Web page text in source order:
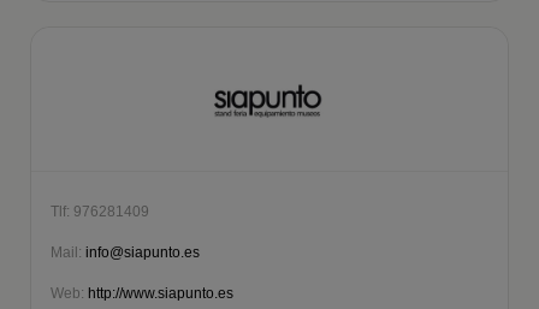
Tlf: 976281409
Mail:info@siapunto.es
Web: http://www.siapunto.es